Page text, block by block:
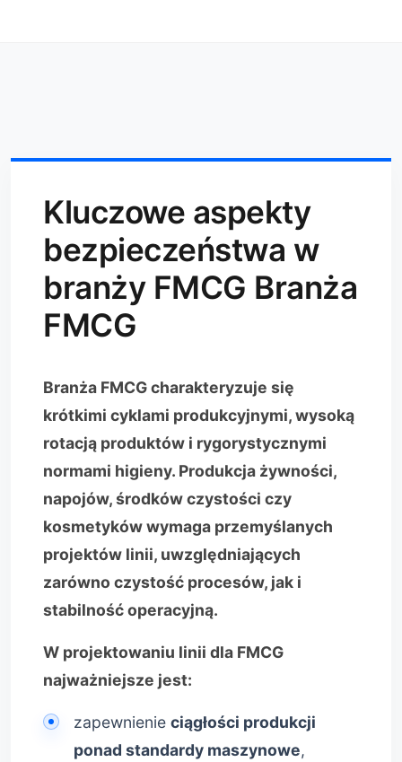
Kluczowe aspekty
bezpieczeństwa w
branży FMCG Branża
FMCG
Branża FMCG charakteryzuje się
krótkimi cyklami produkcyjnymi, wysoką
rotacją produktów i rygorystycznymi
normami higieny. Produkcja żywności,
napojów, środków czystości czy
kosmetyków wymaga przemyślanych
projektów linii, uwzględniających
zarówno czystość procesów, jak i
stabilność operacyjną.
W projektowaniu linii dla FMCG
najważniejsze jest:
zapewnienie ciągłości produkcji
ponad standardy maszynowe,